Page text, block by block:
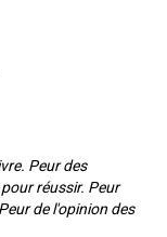
Peur des
réussir. Peur
de l'opinion des